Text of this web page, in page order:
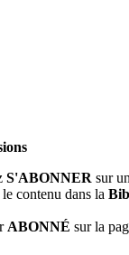
S'ABONNER sur
contenu dans la
ABONNÉ sur la